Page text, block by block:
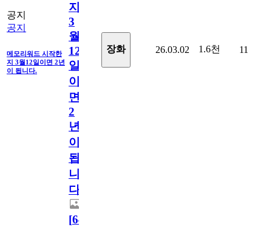
공지
공지
메모리워드 시작한
지 3월12일이면 2년
이 됩니다.
지
3
월
12
일
이
면
2
년
이
됩
니
다.
[64
장화 26.03.02 1.6천 11